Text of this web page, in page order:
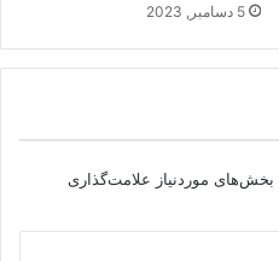
5 دسامبر, 2023
بخش‌های موردنیاز علامت‌گذاری